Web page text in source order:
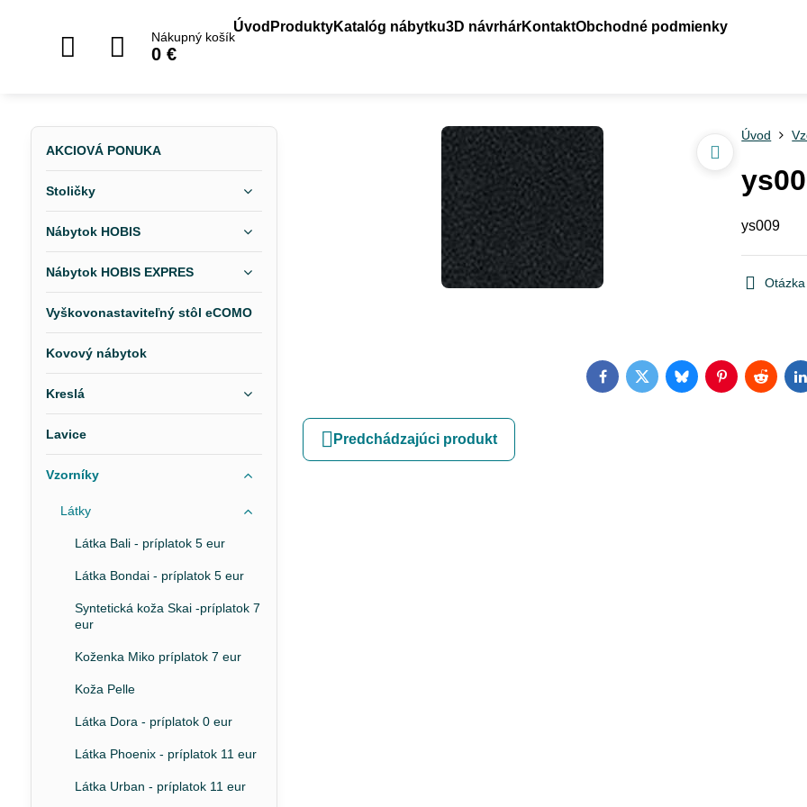
Nákupný košík
0 €
Úvod ProduktyKatalóg nábytku3D návrhárKontaktObchodné podmienky
Úvod
ys009
FacebookTwitterBlueskyPinterestReddit
Predchádzajúci produkt
AKCIOVÁ PONUKA
Stoličky
Nábytok HOBIS
Nábytok HOBIS EXPRES
Vyškovonastaviteľný stôl eCOMO
Kovový nábytok
Kreslá
Lavice
Vzorníky
Látky
Látka Bali - príplatok 5 eur
Látka Bondai - príplatok 5 eur
Syntetická koža Skai -príplatok 7
eur
Koženka Miko príplatok 7 eur
Koža Pelle
Látka Dora - príplatok 0 eur
Látka Phoenix - príplatok 11 eur
Látka Urban - príplatok 11 eur